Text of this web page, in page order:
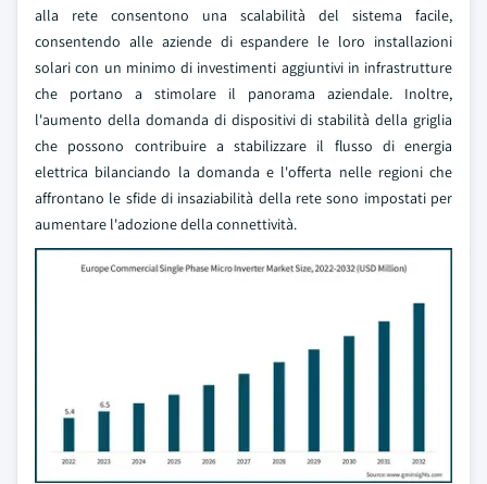
alla rete consentono una scalabilità del sistema facile,
consentendo alle aziende di espandere le loro installazioni
solari con un minimo di investimenti aggiuntivi in infrastrutture
che portano a stimolare il panorama aziendale. Inoltre,
l'aumento della domanda di dispositivi di stabilità della griglia
che possono contribuire a stabilizzare il flusso di energia
elettrica bilanciando la domanda e l'offerta nelle regioni che
affrontano le sfide di insaziabilità della rete sono impostati per
aumentare l'adozione della connettività.